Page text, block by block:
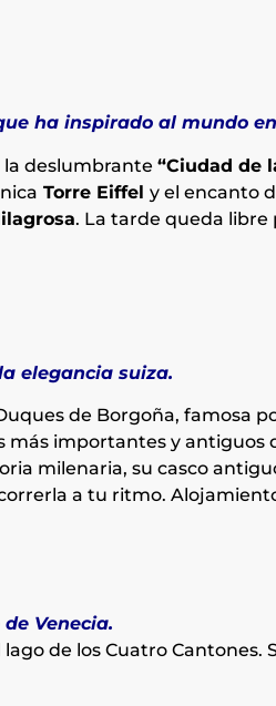
ha inspirado al mundo
la deslumbrante “Ciudad de
Torre Eiffel y el encanto
. La tarde queda libre
elegancia suiza.
de Borgoña, famosa
importantes y antiguos
milenaria, su casco
a tu ritmo.
Venecia.
de los Cuatro Cantones.